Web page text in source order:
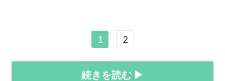
1 2
続きを読む ▶